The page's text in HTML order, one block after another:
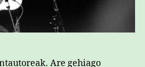
Are gehiago